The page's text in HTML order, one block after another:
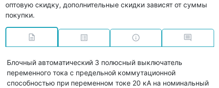
оптовую скидку, дополнительные скидки зависят от суммы
покупки.
Блочный автоматический 3 полюсный выключатель
переменного тока с предельной коммутационной
способностью при переменном токе 20 кА на номинальный